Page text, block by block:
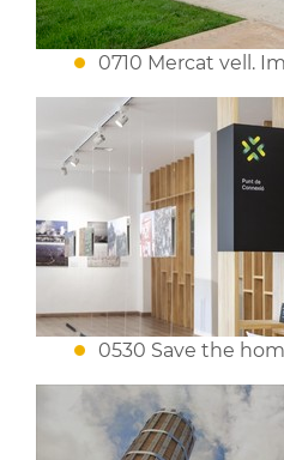
0710 Mercat vell.
0530 Save the